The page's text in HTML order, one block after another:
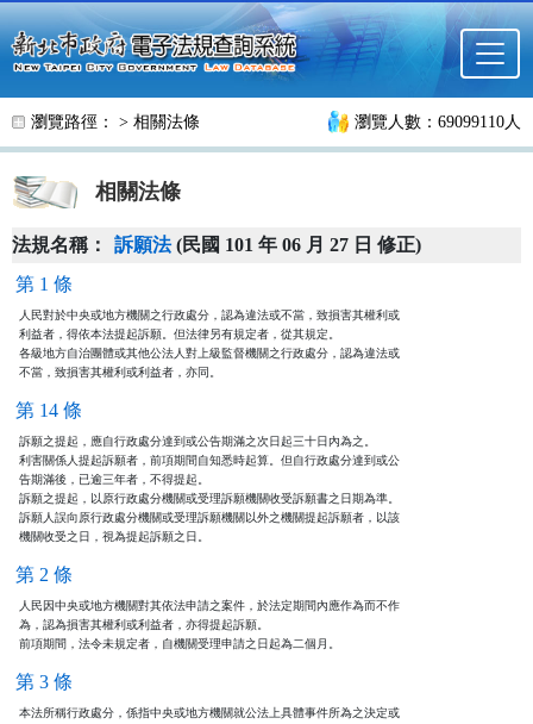
跳至主要內容
瀏覽路徑： > 相關法條 瀏覽人數：69099110人
相關法條
法規名稱： 訴願法(民國 101 年 06 月 27 日 修正)
第 1 條
人民對於中央或地方機關之行政處分，認為違法或不當，致損害其權利或
利益者，得依本法提起訴願。但法律另有規定者，從其規定。
各級地方自治團體或其他公法人對上級監督機關之行政處分，認為違法或
不當，致損害其權利或利益者，亦同。
第 14 條
訴願之提起，應自行政處分達到或公告期滿之次日起三十日內為之。
利害關係人提起訴願者，前項期間自知悉時起算。但自行政處分達到或公
告期滿後，已逾三年者，不得提起。
訴願之提起，以原行政處分機關或受理訴願機關收受訴願書之日期為準。
訴願人誤向原行政處分機關或受理訴願機關以外之機關提起訴願者，以該
機關收受之日，視為提起訴願之日。
第 2 條
人民因中央或地方機關對其依法申請之案件，於法定期間內應作為而不作
為，認為損害其權利或利益者，亦得提起訴願。
前項期間，法令未規定者，自機關受理申請之日起為二個月。
第 3 條
本法所稱行政處分，係指中央或地方機關就公法上具體事件所為之決定或